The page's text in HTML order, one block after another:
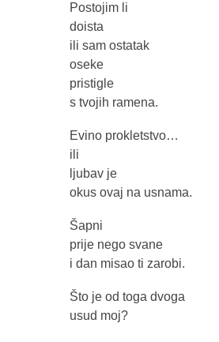
Postojim li
doista
ili sam ostatak
oseke
pristigle
s tvojih ramena.
Evino prokletstvo…
ili
ljubav je
okus ovaj na usnama.
Šapni
prije nego svane
i dan misao ti zarobi.
Što je od toga dvoga
usud moj?